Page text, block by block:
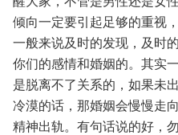
倾向一定要引起足够的重视
一般来说及时的发现，及时
你们的感情和婚姻的。其实
是脱离不了关系的，如果未
冷漠的话，那婚姻会慢慢走
精神出轨。有句话说的好，